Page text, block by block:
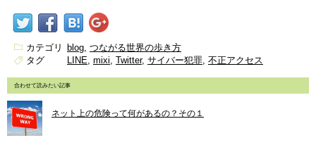
カテゴリ blog つながる世界の歩き方
タグ
LINE mixi Twitter サイバー犯罪 不正アクセス
合わせて読みたい記事
ネット上の危険って何があるの？その１